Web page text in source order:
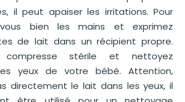
il peut apaiser les irritations. Pour
vous bien les mains et exprimez
de lait dans un récipient propre.
compresse stérile et nettoyez
yeux de votre bébé. Attention,
directement le lait dans les yeux, il